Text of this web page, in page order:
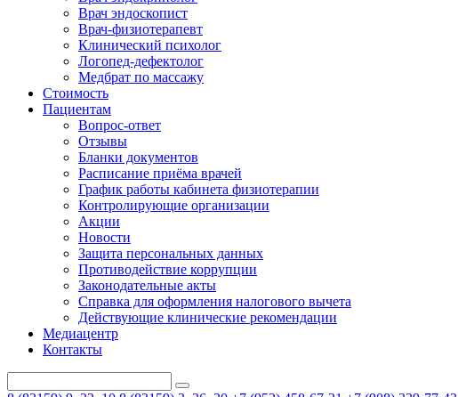
Врач эндоскопист
Врач-физиотерапевт
Клинический психолог
Логопед-дефектолог
Медбрат по массажу
Стоимость
Пациентам
Вопрос-ответ
Отзывы
Бланки документов
Расписание приёма врачей
График работы кабинета физиотерапии
Контролирующие организации
Акции
Новости
Защита персональных данных
Противодействие коррупции
Законодательные акты
Справка для оформления налогового вычета
Действующие клинические рекомендации
Медиацентр
Контакты